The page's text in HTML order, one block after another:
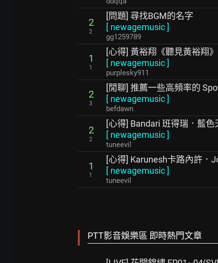
2
2
[問題] 尋找BGM的名字
[ newagemusic]
gg1259789
1
1
[心得] 黃裕翔《聽見黃裕翔
[ newagemusic]
purplesky911
2
3
[閒聊] 推薦一些高頻率的
[ newagemusic]
befdawn
2
2
[心得] Bandari 班得瑞．藍色
[ newagemusic]
tuneevil
1
1
[心得] Karunesh卡路內許．
[ newagemusic]
tuneevil
PTT影音娛樂區 即時熱門文章